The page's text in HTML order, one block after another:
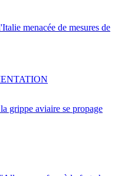
menacée de mesures de
grippe aviaire se propage